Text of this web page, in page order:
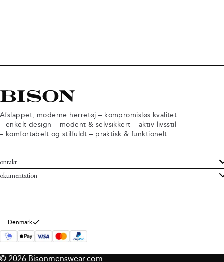
Afslappet, moderne herretøj – kompromisløs kvalitet
– enkelt design – modent & selvsikkert – aktiv livsstil
– komfortabelt og stilfuldt – praktisk & funktionelt.
Bisoninformation
Denmark
© 2026 Bisonmenswear.com